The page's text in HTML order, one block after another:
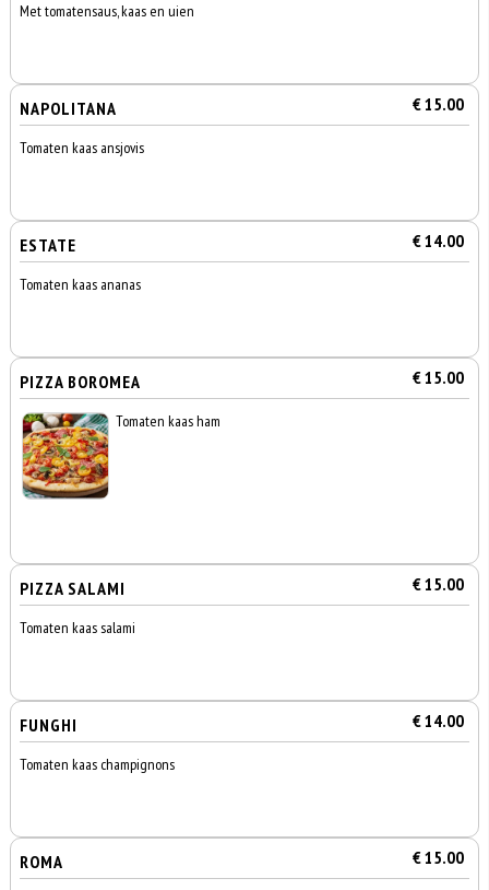
Met tomatensaus, kaas en uien
NAPOLITANA € 15.00
Tomaten kaas ansjovis
ESTATE € 14.00
Tomaten kaas ananas
PIZZA BOROMEA € 15.00
Tomaten kaas ham
PIZZA SALAMI € 15.00
Tomaten kaas salami
FUNGHI € 14.00
Tomaten kaas champignons
ROMA € 15.00